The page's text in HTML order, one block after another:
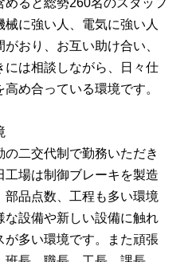
めると総勢260名のスタッフ
械に強い人、電気に強い人
がおり、お互い助け合い、
には相談しながら、日々仕
高め合っている環境です。
の二交代制で勤務いただき
工場は制御ブレーキを製造
部品点数、工程も多い環境
な設備や新しい設備に触れ
が多い環境です。また頑張